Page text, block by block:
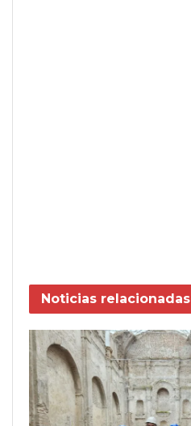
Noticias relacionadas